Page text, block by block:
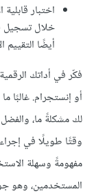
اختبار
خلال تسجيل
أيضًا التقييم
أو إنستجرام. غالبًا
لك مشكلةً ما،
وقتًا طويلًا في إجراء
مفهومةً وسهلة
المستخدمين، وهو